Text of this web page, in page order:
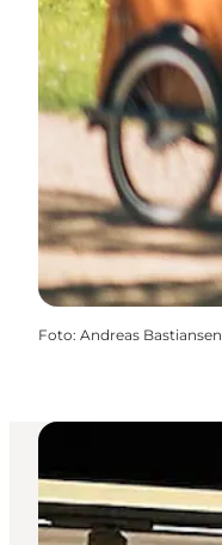
Foto: Andreas Bastiansen